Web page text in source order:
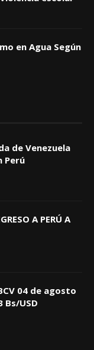
en Agua Según
de Venezuela
Perú
A PERÚ A
04 de agosto
Bs/USD